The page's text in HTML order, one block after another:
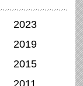
2023
2019
2015
2011